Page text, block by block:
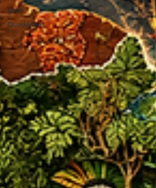
geek
Quadrinhos